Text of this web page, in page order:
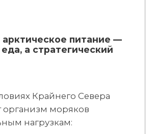
питание —
а стратегический
Крайнего Севера
организм моряков
нагрузкам: